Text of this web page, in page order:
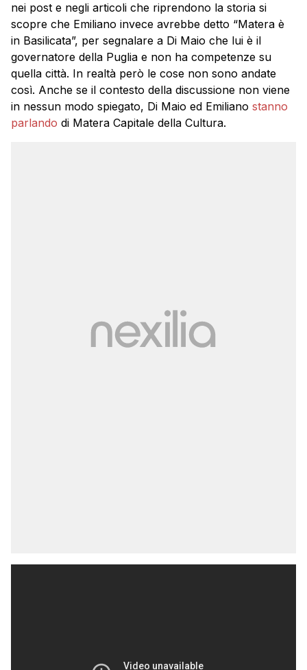
nei post e negli articoli che riprendono la storia si
scopre che Emiliano invece avrebbe detto “Matera è
in Basilicata”, per segnalare a Di Maio che lui è il
governatore della Puglia e non ha competenze su
quella città. In realtà però le cose non sono andate
così. Anche se il contesto della discussione non viene
in nessun modo spiegato, Di Maio ed Emiliano stanno
parlando di Matera Capitale della Cultura.